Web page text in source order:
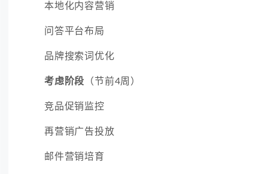
本地化内容营销
问答平台布局
品牌搜索词优化
考虑阶段 （节前4周）
竞品促销监控
再营销广告投放
邮件营销培育